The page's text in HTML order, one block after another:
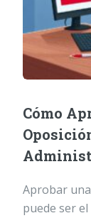
Cómo
Aprobar
puede ser